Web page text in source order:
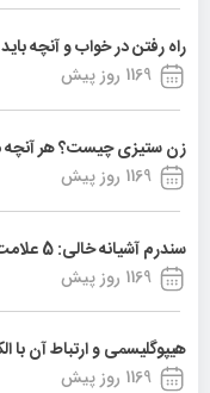
راه رفتن در خواب و آنچه باید
1169 روز پیش
زن ستیزی چیست؟ هر آنچه
1169 روز پیش
سندرم آشیانه خالی: 5 علامت و نشانه آن
1169 روز پیش
هیپوگلیسمی و ارتباط آن با
1169 روز پیش